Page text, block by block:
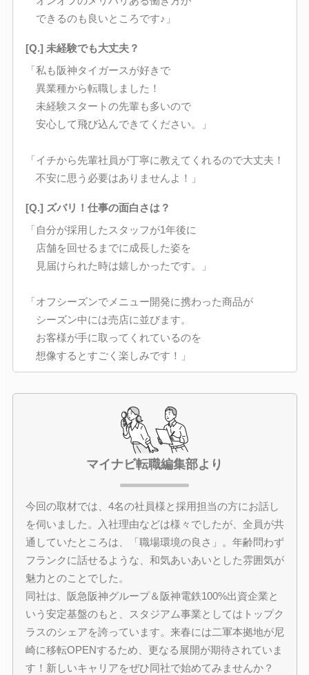
できるのも良いところです♪」
[Q.] 未経験でも大丈夫？
「私も阪神タイガースが好きで
異業種から転職しました！
未経験スタートの先輩も多いので
安心して飛び込んできてください。」
「イチから先輩社員が丁寧に教えてくれるので大丈夫！
不安に思う必要はありませんよ！」
[Q.] ズバリ！仕事の面白さは？
「自分が採用したスタッフが1年後に
店舗を回せるまでに成長した姿を
見届けられた時は嬉しかったです。」
「オフシーズンでメニュー開発に携わった商品が
シーズン中には売店に並びます。
お客様が手に取ってくれているのを
想像するとすごく楽しみです！」
マイナビ転職編集部より
今回の取材では、4名の社員様と採用担当の方にお話し
を伺いました。入社理由などは様々でしたが、全員が共
通していたところは、「職場環境の良さ」。年齢問わず
フランクに話せるような、和気あいあいとした雰囲気が
魅力とのことでした。
同社は、阪急阪神グループ＆阪神電鉄100%出資企業と
いう安定基盤のもと、スタジアム事業としてはトップク
ラスのシェアを誇っています。来春には二軍本拠地が尼
崎に移転OPENするため、更なる展開が期待されていま
す！新しいキャリアをぜひ同社で始めてみませんか？